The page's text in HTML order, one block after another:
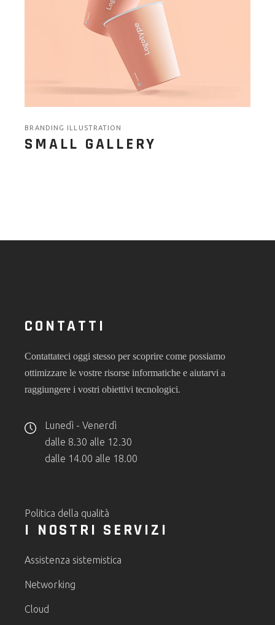
BRANDING ILLUSTRATION
SMALL GALLERY
CONTATTI
Contattateci oggi stesso per scoprire come possiamo
ottimizzare le vostre risorse informatiche e aiutarvi a
raggiungere i vostri obiettivi tecnologici.
Lunedì - Venerdì
dalle 8.30 alle 12.30
dalle 14.00 alle 18.00
Politica della qualità
I NOSTRI SERVIZI
Assistenza sistemistica
Networking
Cloud